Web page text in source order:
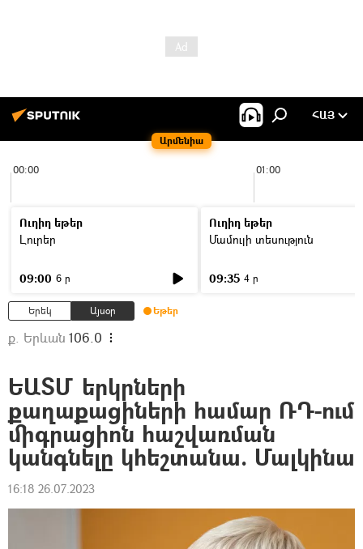
Արմենիա
ՀԱՅ
00:00 01:00
Ուղիղ եթեր
Լուրեր
09:00 6 ր
Ուղիղ եթեր
Մամուլի տեսություն
09:35 4 ր
Երեկ Այսօր Եթեր
ք. Երևան 106.0
ԵԱՏՄ երկրների
քաղաքացիների համար ՌԴ-ում
միգրացիոն հաշվառման
կանգնելը կհեշտանա. Մալկինա
16:18 26.07.2023